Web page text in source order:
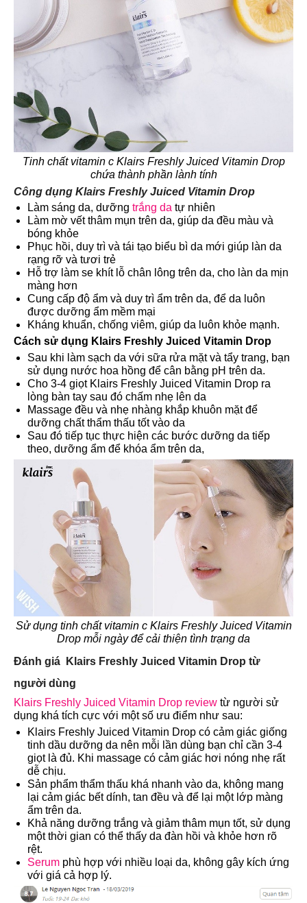
Tinh chất vitamin c Klairs Freshly Juiced Vitamin Drop
chứa thành phần lành tính
Công dụng Klairs Freshly Juiced Vitamin Drop
Làm sáng da, dưỡng trắng da tự nhiên
Làm mờ vết thâm mụn trên da, giúp da đều màu và
bóng khỏe
Phục hồi, duy trì và tái tạo biểu bì da mới giúp làn da
rạng rỡ và tươi trẻ
Hỗ trợ làm se khít lỗ chân lông trên da, cho làn da mịn
màng hơn
Cung cấp độ ẩm và duy trì ẩm trên da, để da luôn
được dưỡng ẩm mềm mại
Kháng khuẩn, chống viêm, giúp da luôn khỏe mạnh.
Cách sử dụng Klairs Freshly Juiced Vitamin Drop
Sau khi làm sạch da với sữa rửa mặt và tẩy trang, bạn
sử dụng nước hoa hồng để cân bằng pH trên da.
Cho 3-4 giọt Klairs Freshly Juiced Vitamin Drop ra
lòng bàn tay sau đó chấm nhẹ lên da
Massage đều và nhẹ nhàng khắp khuôn mặt để
dưỡng chất thẩm thấu tốt vào da
Sau đó tiếp tục thực hiện các bước dưỡng da tiếp
theo, dưỡng ẩm để khóa ẩm trên da,
Sử dụng tinh chất vitamin c Klairs Freshly Juiced Vitamin
Drop mỗi ngày để cải thiện tình trạng da
Đánh giá Klairs Freshly Juiced Vitamin Drop từ
người dùng
Klairs Freshly Juiced Vitamin Drop review từ người sử
dụng khá tích cực với một số ưu điểm như sau:
Klairs Freshly Juiced Vitamin Drop có cảm giác giống
tinh dầu dưỡng da nên mỗi lần dùng bạn chỉ cần 3-4
giọt là đủ. Khi massage có cảm giác hơi nóng nhẹ rất
dễ chịu.
Sản phẩm thẩm thấu khá nhanh vào da, không mang
lại cảm giác bết dính, tan đều và để lại một lớp màng
ẩm trên da.
Khả năng dưỡng trắng và giảm thâm mụn tốt, sử dụng
một thời gian có thể thấy da đàn hồi và khỏe hơn rõ
rệt.
Serum phù hợp với nhiều loại da, không gây kích ứng
với giá cả hợp lý.